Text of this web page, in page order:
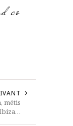
co
métis